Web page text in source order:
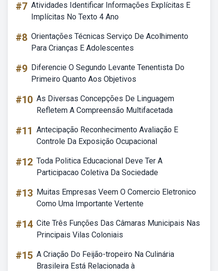
#7 Atividades Identificar Informações Explícitas E
Implícitas No Texto 4 Ano
#8 Orientações Técnicas Serviço De Acolhimento
Para Crianças E Adolescentes
#9 Diferencie O Segundo Levante Tenentista Do
Primeiro Quanto Aos Objetivos
#10 As Diversas Concepções De Linguagem
Refletem A Compreensão Multifacetada
#11 Antecipação Reconhecimento Avaliação E
Controle Da Exposição Ocupacional
#12 Toda Politica Educacional Deve Ter A
Participacao Coletiva Da Sociedade
#13 Muitas Empresas Veem O Comercio Eletronico
Como Uma Importante Vertente
#14 Cite Três Funções Das Câmaras Municipais Nas
Principais Vilas Coloniais
#15 A Criação Do Feijão-tropeiro Na Culinária
Brasileira Está Relacionada à